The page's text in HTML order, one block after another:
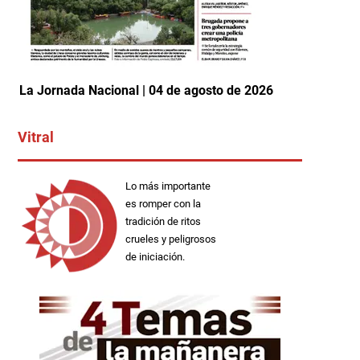
La Jornada Nacional | 04 de agosto de 2026
Vitral
Lo más importante
es romper con la
tradición de ritos
crueles y peligrosos
de iniciación.